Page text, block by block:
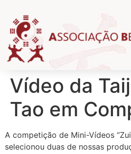
Vídeo da
Tao em
A competição de Mini-Vídeos
selecionou duas de nossas